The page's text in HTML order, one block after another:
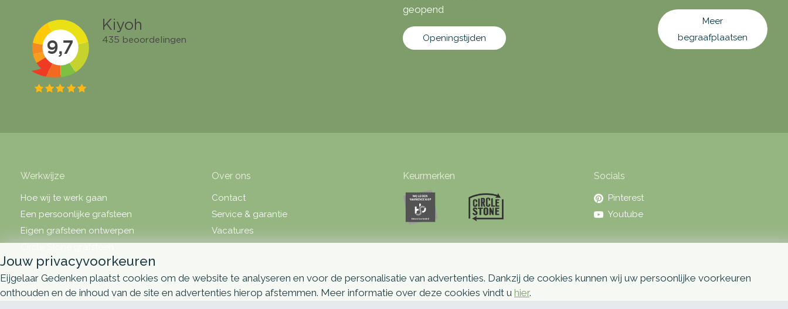
geopend
Openingstijden
Meer
begraafplaatsen
Werkwijze
Hoe wij te werk gaan
Een persoonlijke grafsteen
Eigen grafsteen ontwerpen
Over grafsteen prijzen
Over ons
Contact
Service & garantie
Vacatures
Keurmerken Socials
Pinterest
Youtube
Jouw privacyvoorkeuren
Eijgelaar Gedenken plaatst cookies om de website te analyseren en voor de personalisatie van advertenties. Dankzij de cookies kunnen wij uw persoonlijke voorkeuren
onthouden en de inhoud van de site en advertenties hierop afstemmen. Meer informatie over deze cookies vindt u hier.